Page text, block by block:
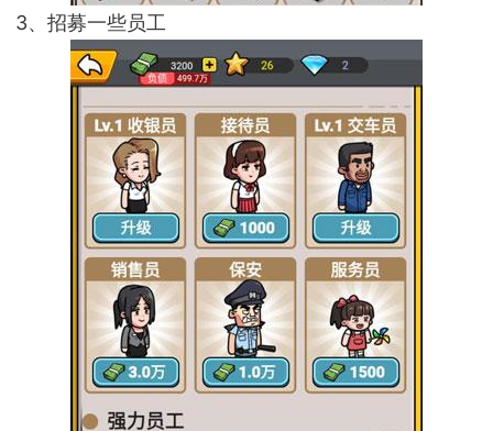
3、招募一些员工